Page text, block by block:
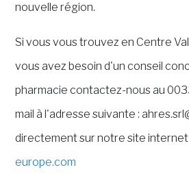
nouvelle région.
Si vous vous trouvez en Centre
vous avez besoin d'un conseil
pharmacie contactez-nous au
mail à l'adresse suivante :
directement sur notre site
europe.com